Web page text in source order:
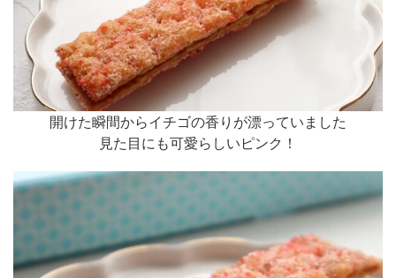
開けた瞬間からイチゴの香りが漂っていました
見た目にも可愛らしいピンク！